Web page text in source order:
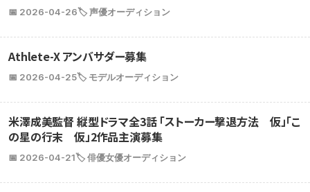
📅 2026-04-26🏷️ 声優オーディション
Athlete-X アンバサダー募集
📅 2026-04-25🏷️ モデルオーディション
米澤成美監督 縦型ドラマ全3話 「ストーカー撃退方法 仮」「こ
の星の行末 仮」2作品主演募集
📅 2026-04-21🏷️ 俳優女優オーディション